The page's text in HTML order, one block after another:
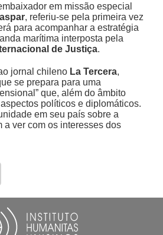
em missão especial
, referiu-se pela primeira vez
para acompanhar a estratégia
marítima interposta pela
de Justiça.
jornal chileno La Tercera,
se prepara para uma
que, além do âmbito
políticos e diplomáticos.
em seu país sobre a
a ver com os interesses dos